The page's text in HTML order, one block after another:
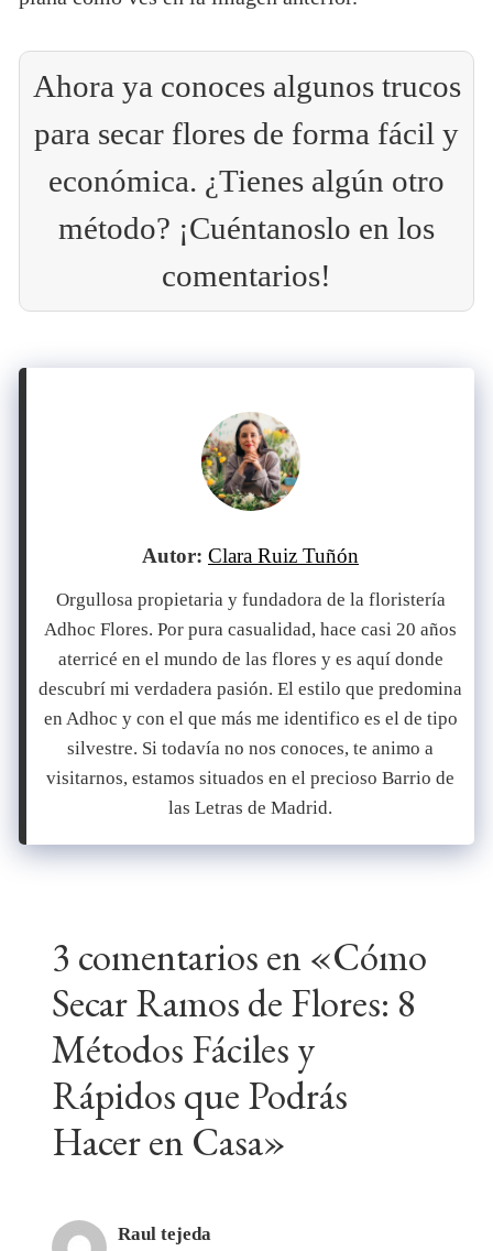
Ahora ya conoces algunos trucos
para secar flores de forma fácil y
económica. ¿Tienes algún otro
método? ¡Cuéntanoslo en los
comentarios!
Autor: Clara Ruiz Tuñón
Orgullosa propietaria y fundadora de la floristería
Adhoc Flores. Por pura casualidad, hace casi 20 años
aterricé en el mundo de las flores y es aquí donde
descubrí mi verdadera pasión. El estilo que predomina
en Adhoc y con el que más me identifico es el de tipo
silvestre. Si todavía no nos conoces, te animo a
visitarnos, estamos situados en el precioso Barrio de
las Letras de Madrid.
3 comentarios en «Cómo
Secar Ramos de Flores: 8
Métodos Fáciles y
Rápidos que Podrás
Hacer en Casa»
Raul tejeda